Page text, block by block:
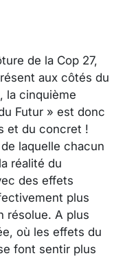
de la Cop 27,
aux côtés du
la cinquième
Futur » est donc
et du concret !
laquelle chacun
réalité du
des effets
plus
résolue. A plus
où les effets du
font sentir plus